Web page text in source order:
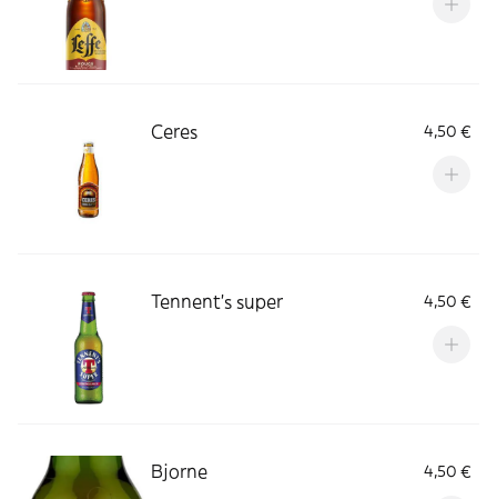
Ceres 4,50 €
Tennent's super 4,50 €
Bjorne 4,50 €